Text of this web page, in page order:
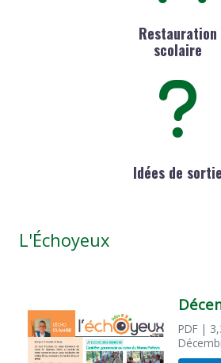
Restauration
scolaire
Idées de sortie
L'Échoyeux
PDF |